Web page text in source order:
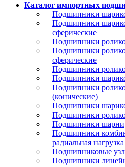
Каталог импортных
Подшипники
Подшипники
сферические
Подшипники
Подшипники
сферические
Подшипники
Подшипники
Подшипники
(конические)
Подшипники
Подшипники
Подшипники
Подшипники
радиальная нагрузка
Подшипниковые
Подшипники